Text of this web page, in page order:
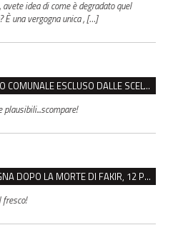
idea di come è degradato quel
È una vergogna unica , […]
PARK ZUCCHI, LEGA: “CONSIGLIO COMUNALE ESCLUSO DALLE SCELTE, PRETENDIAMO TUTTI GLI ATTI”
plausibili...scompare!
SCONTRI E DISORDINI A BOLOGNA DOPO LA MORTE DI FAKIR, 12 PERSONE INDAGATE
fresco!